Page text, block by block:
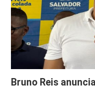
Bruno Reis